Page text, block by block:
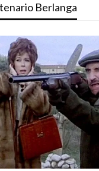
Berlanga